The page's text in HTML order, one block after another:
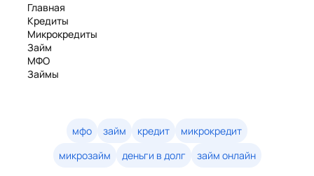
Главная
Кредиты
Микрокредиты
Займ
МФО
Займы
Займы онлайн
Денежные кредиты
мфо займ кредит
микрокредит
микрозайм
деньги в долг займ онлайн